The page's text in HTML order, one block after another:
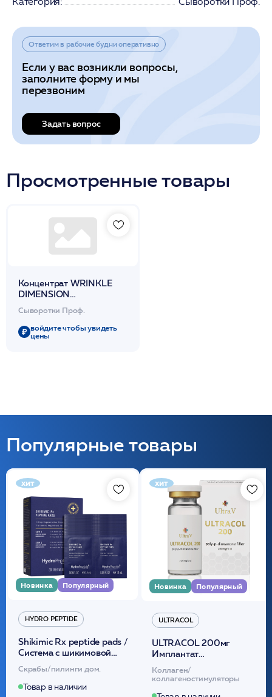
Ответим в рабочие будни оперативно
Если у вас возникли вопросы,
заполните форму и мы
перезвоним
Задать вопрос
Просмотренные товары
Концентрат WRINKLE
DIMENSION
омолаживающий с
пептидами 30мл /
Peptide Concentrate /VC
Сыворотки Проф.
войдите чтобы увидеть
цены
Популярные товары
хит
Новинка Популярный
HYDRO PEPTIDE
Shikimic Rx peptide pads /
Cистема с шикимовой
кислотой обновляющая
(30шт) /HP
Скрабы/пилинги дом.
Товар в наличии
хит
Новинка Популярный
ULTRACOL
ULTRACOL 200мг
Имплантат
внутридермальный,
стерильный на основе
полидиоксанона
Коллаген/
коллагеностимуляторы